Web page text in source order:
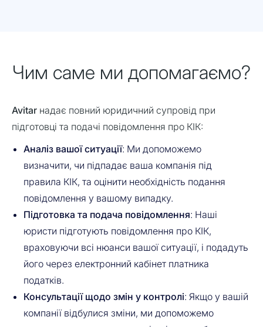
Чим саме ми допомагаємо?
Avitar надає повний юридичний супровід при
підготовці та подачі повідомлення про КІК:
Аналіз вашої ситуації: Ми допоможемо
визначити, чи підпадає ваша компанія під
правила КІК, та оцінити необхідність подання
повідомлення у вашому випадку.
Підготовка та подача повідомлення: Наші
юристи підготують повідомлення про КІК,
враховуючи всі нюанси вашої ситуації, і подадуть
його через електронний кабінет платника
податків.
Консультації щодо змін у контролі: Якщо у вашій
компанії відбулися зміни, ми допоможемо